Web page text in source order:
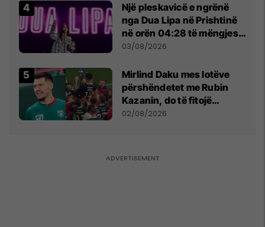
Një pleskavicë e ngrënë
nga Dua Lipa në Prishtinë
në orën 04:28 të mëngjesit
- dhe bota digjitale serbe
03/08/2026
Mirlind Daku mes lotëve
përshëndetet me Rubin
Kazanin, do të fitojë
miliona te Spartak Moska
02/08/2026